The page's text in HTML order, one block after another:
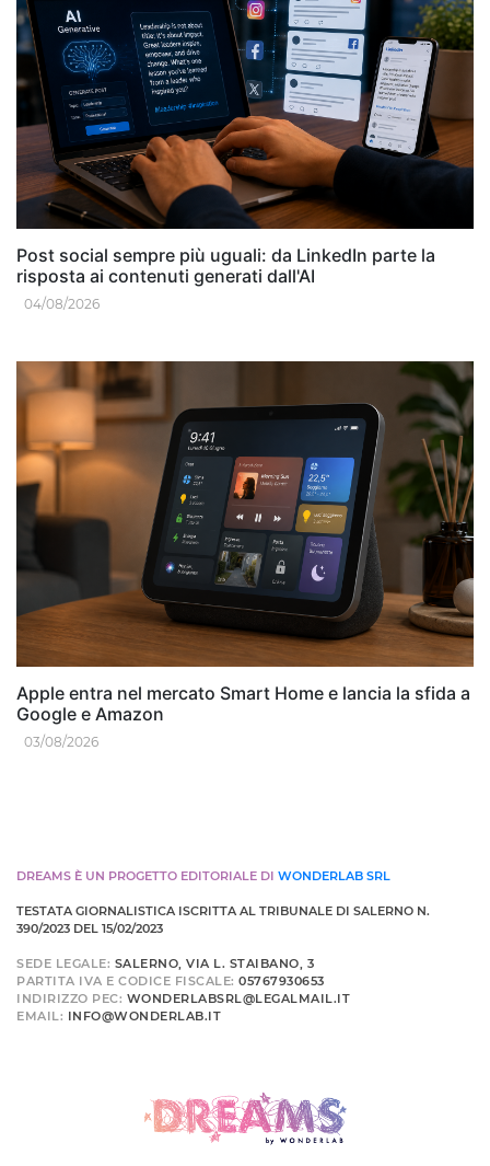
Post social sempre più uguali: da LinkedIn parte la
risposta ai contenuti generati dall'AI
04/08/2026
Apple entra nel mercato Smart Home e lancia la sfida a
Google e Amazon
03/08/2026
DREAMS È UN PROGETTO EDITORIALE DI WONDERLAB SRL
TESTATA GIORNALISTICA ISCRITTA AL TRIBUNALE DI SALERNO N.
390/2023 DEL 15/02/2023
SEDE LEGALE: SALERNO, VIA L. STAIBANO, 3
PARTITA IVA E CODICE FISCALE: 05767930653
INDIRIZZO PEC: WONDERLABSRL@LEGALMAIL.IT
EMAIL: INFO@WONDERLAB.IT